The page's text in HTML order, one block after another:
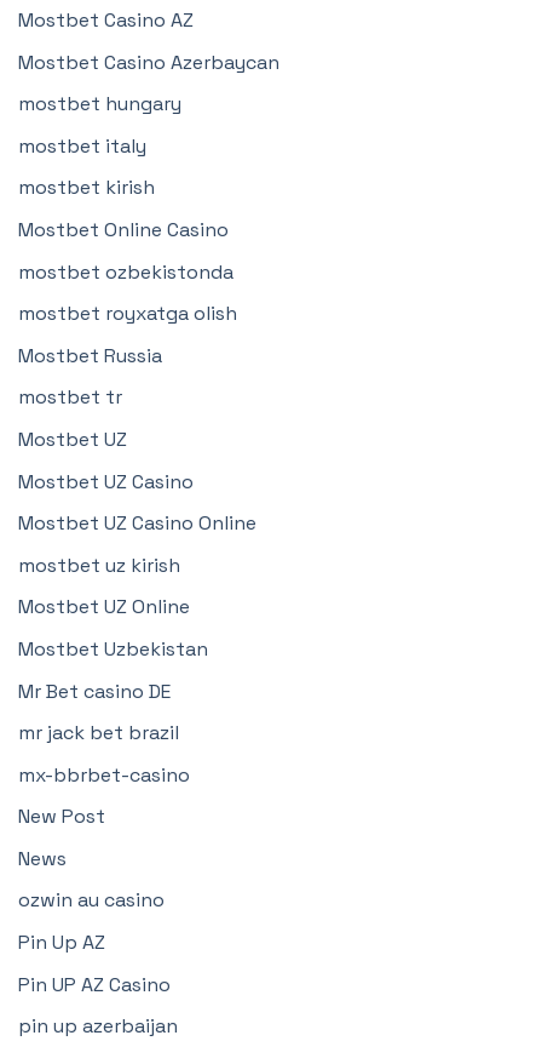
Mostbet Casino AZ
Mostbet Casino Azerbaycan
mostbet hungary
mostbet italy
mostbet kirish
Mostbet Online Casino
mostbet ozbekistonda
mostbet royxatga olish
Mostbet Russia
mostbet tr
Mostbet UZ
Mostbet UZ Casino
Mostbet UZ Casino Online
mostbet uz kirish
Mostbet UZ Online
Mostbet Uzbekistan
Mr Bet casino DE
mr jack bet brazil
mx-bbrbet-casino
New Post
News
ozwin au casino
Pin Up AZ
Pin UP AZ Casino
pin up azerbaijan